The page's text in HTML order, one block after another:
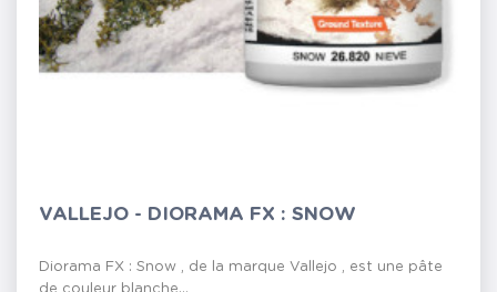
VALLEJO - DIORAMA FX : SNOW
Diorama FX : Snow , de la marque Vallejo , est une pâte